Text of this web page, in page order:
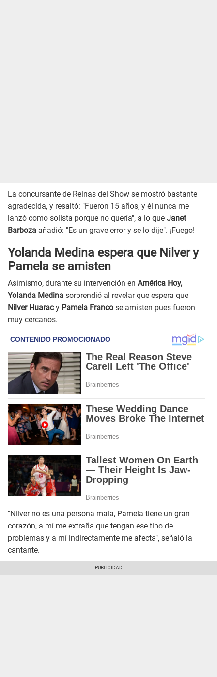
La concursante de Reinas del Show se mostró bastante
agradecida, y resaltó: "Fueron 15 años, y él nunca me
lanzó como solista porque no quería", a lo que Janet
Barboza añadió: "Es un grave error y se lo dije". ¡Fuego!
Yolanda Medina espera que Nilver y
Pamela se amisten
Asimismo, durante su intervención en América Hoy,
Yolanda Medina sorprendió al revelar que espera que
Nilver Huaracy Pamela Franco se amisten pues fueron
muy cercanos.
"Nilver no es una persona mala, Pamela tiene un gran
corazón, a mí me extraña que tengan ese tipo de
problemas y a mí indirectamente me afecta", señaló la
cantante.